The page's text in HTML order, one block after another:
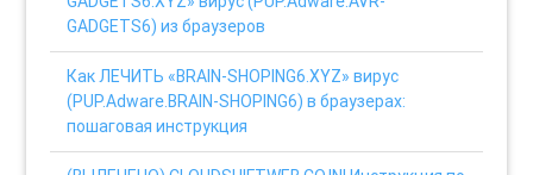
GADGETS6) из браузеров
Как ЛЕЧИТЬ «BRAIN-SHOPING6.XYZ» вирус
(PUP.Adware.BRAIN-SHOPING6) в браузерах:
пошаговая инструкция